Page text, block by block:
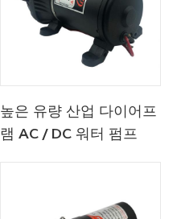
높은 유량 산업 다이어프
램 AC / DC 워터 펌프